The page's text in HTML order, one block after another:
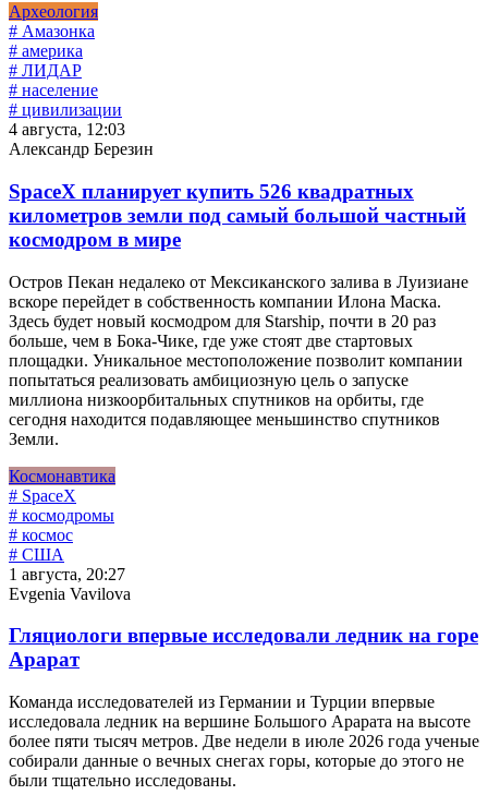
Археология
# Амазонка
# америка
# ЛИДАР
# население
# цивилизации
4 августа, 12:03
Александр Березин
SpaceX планирует купить 526 квадратных
километров земли под самый большой частный
космодром в мире
Остров Пекан недалеко от Мексиканского залива в Луизиане
вскоре перейдет в собственность компании Илона Маска.
Здесь будет новый космодром для Starship, почти в 20 раз
больше, чем в Бока-Чике, где уже стоят две стартовых
площадки. Уникальное местоположение позволит компании
попытаться реализовать амбициозную цель о запуске
миллиона низкоорбитальных спутников на орбиты, где
сегодня находится подавляющее меньшинство спутников
Земли.
Космонавтика
# SpaceX
# космодромы
# космос
# США
1 августа, 20:27
Evgenia Vavilova
Гляциологи впервые исследовали ледник на горе
Арарат
Команда исследователей из Германии и Турции впервые
исследовала ледник на вершине Большого Арарата на высоте
более пяти тысяч метров. Две недели в июле 2026 года ученые
собирали данные о вечных снегах горы, которые до этого не
были тщательно исследованы.